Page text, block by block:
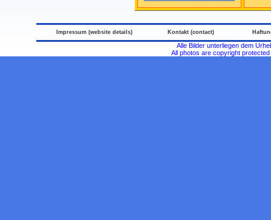
Impressum (website details) Kontakt (contact)
Alle Bilder unterliegen dem
All photos are copyright